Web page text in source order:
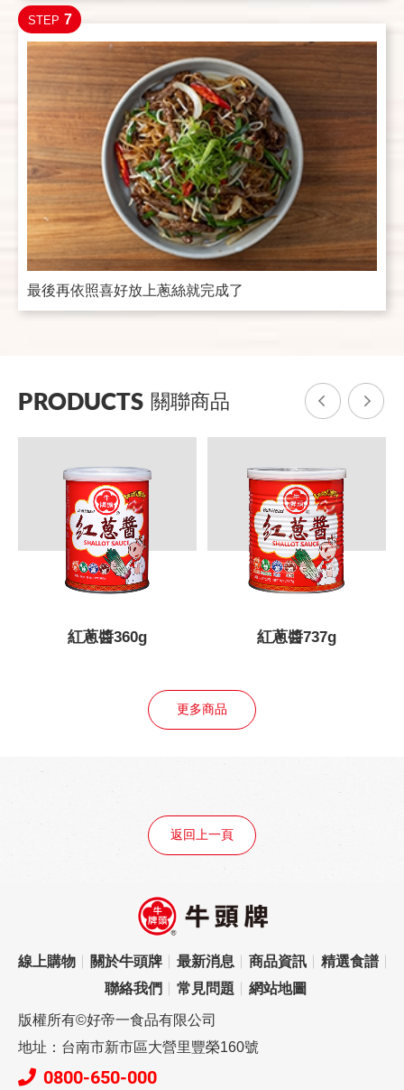
STEP 7
最後再依照喜好放上蔥絲就完成了
PRODUCTS 關聯商品
紅蔥醬737g 紅蔥醬3kg
更多商品
返回上一頁
線上購物 關於牛頭牌 最新消息 商品資訊
精選食譜
聯絡我們
常見問題 網站地圖
版權所有©好帝一食品有限公司
地址：台南市新市區大營里豐榮160號
0800-650-000